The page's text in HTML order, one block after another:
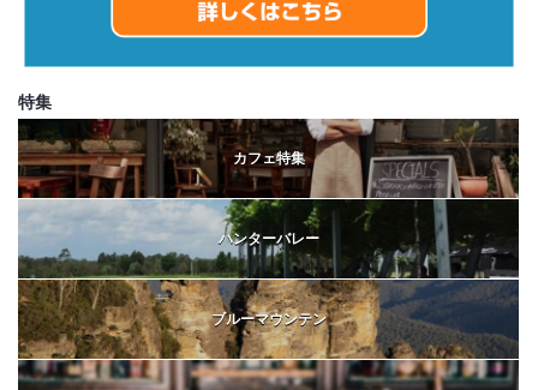
特集
カフェ特集
ハンターバレー
ブルーマウンテン